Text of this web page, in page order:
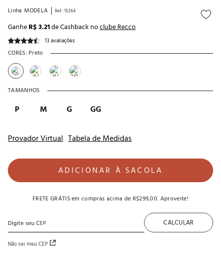
Linha MODELA Ref.:15364
GanheR$ 3.21de Cashback noclube Recco
13 avaliações
CORES: Preto
TAMANHOS
P M G GG
Provador Virtual Tabela de Medidas
ADICIONAR À SACOLA
FRETE GRÁTISem compras acima de R$299,00. Aproveite!
Não sei meu CEP
CALCULAR